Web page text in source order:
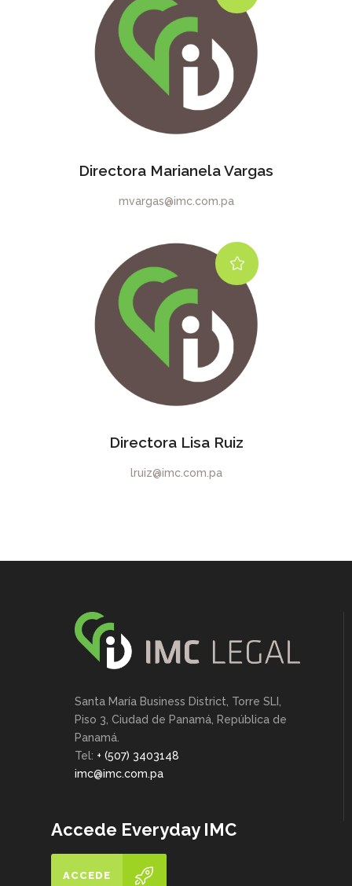
Directora Marianela Vargas
mvargas@imc.com.pa
Directora Lisa Ruiz
lruiz@imc.com.pa
Santa María Business District, Torre SLI,
Piso 3, Ciudad de Panamá, República de
Panamá.
Tel: + (507) 3403148
imc@imc.com.pa
Accede Everyday IMC
ACCEDE